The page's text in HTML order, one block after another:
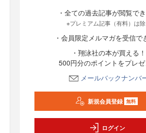
・全ての過去記事が閲覧で
※プレミアム記事（有料）は除
・会員限定メルマガを受信で
・翔泳社の本が買える！
500円分のポイントをプレゼ
メールバックナンバ
新規会員登録 無料
ログイン